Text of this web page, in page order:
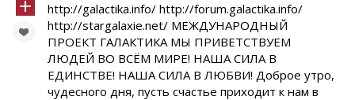
http://galactika.info/ http://forum.galactika.info/
http://stargalaxie.net/ МЕЖДУНАРОДНЫЙ
ПРОЕКТ ГАЛАКТИКА МЫ ПРИВЕТСТВУЕМ
ЛЮДЕЙ ВО ВСЁМ МИРЕ! НАША СИЛА В
ЕДИНСТВЕ! НАША СИЛА В ЛЮБВИ! Доброе утро,
чудесного дня, пусть счастье приходит к нам в